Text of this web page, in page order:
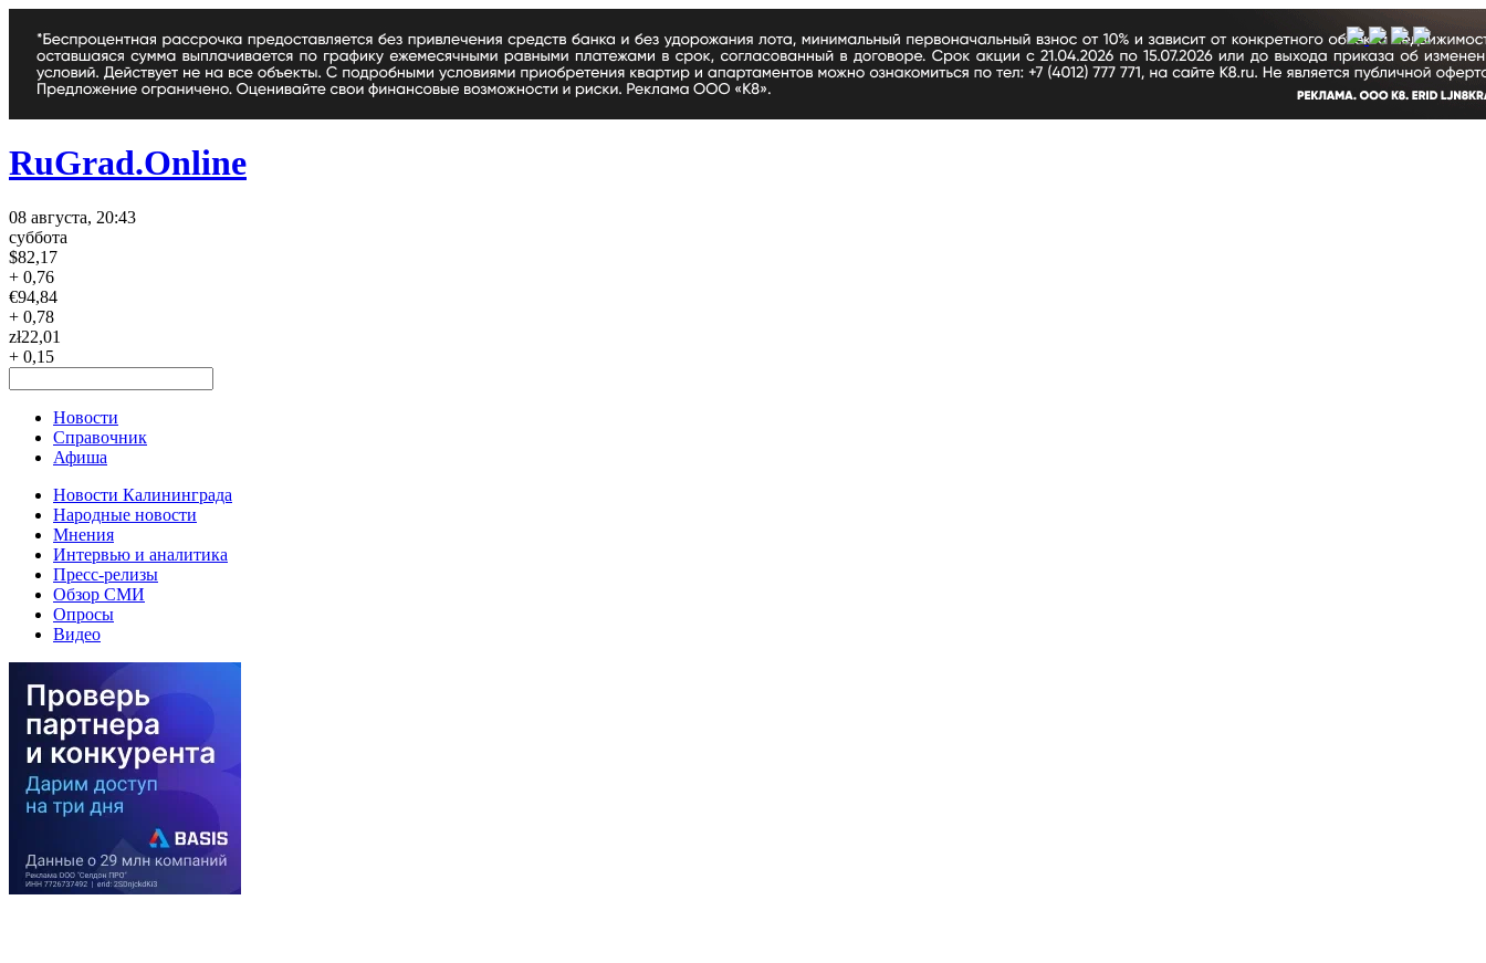
RuGrad.Online
08 августа, 20:43
суббота
$82,17
+ 0,76
€94,84
+ 0,78
zł22,01
+ 0,15
Новости
Справочник
Афиша
Новости Калининграда
Народные новости
Мнения
Интервью и аналитика
Пресс-релизы
Обзор СМИ
Опросы
Видео